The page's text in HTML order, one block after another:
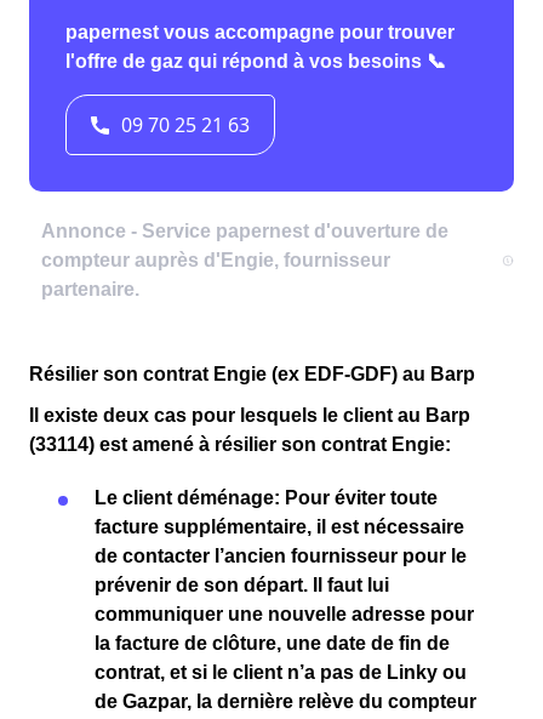
Résilier son contrat Engie (ex EDF-GDF) au Barp
Il existe deux cas pour lesquels le client au Barp
(33114) est amené à résilier son contrat Engie:
Le client déménage: Pour éviter toute
facture supplémentaire, il est nécessaire
de contacter l’ancien fournisseur pour le
prévenir de son départ. Il faut lui
communiquer une nouvelle adresse pour
la facture de clôture, une date de fin de
contrat, et si le client n’a pas de Linky ou
de Gazpar, la dernière relève du compteur